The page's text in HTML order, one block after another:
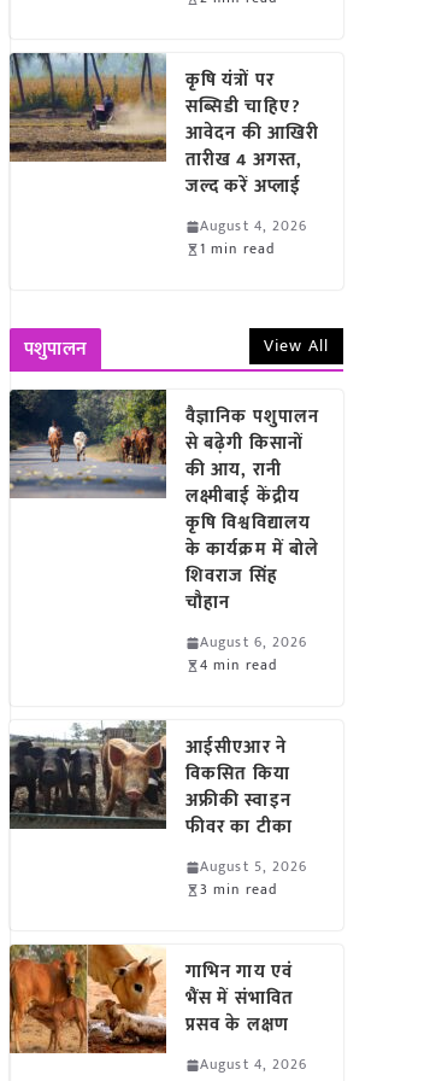
कृषि यंत्रों पर
सब्सिडी चाहिए?
आवेदन की आखिरी
तारीख 4 अगस्त,
जल्द करें अप्लाई
August 4, 2026
1 min read
पशुपालन View All
वैज्ञानिक पशुपालन
से बढ़ेगी किसानों
की आय, रानी
लक्ष्मीबाई केंद्रीय
कृषि विश्वविद्यालय
के कार्यक्रम में बोले
शिवराज सिंह
चौहान
August 6, 2026
4 min read
आईसीएआर ने
विकसित किया
अफ्रीकी स्वाइन
फीवर का टीका
August 5, 2026
3 min read
गाभिन गाय एवं
भैंस में संभावित
प्रसव के लक्षण
August 4, 2026